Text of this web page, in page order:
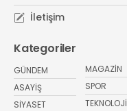
İletişim
Kategoriler
GÜNDEM
ASAYİŞ
SİYASET
MAGAZİN
SPOR
TEKNOLOJİ